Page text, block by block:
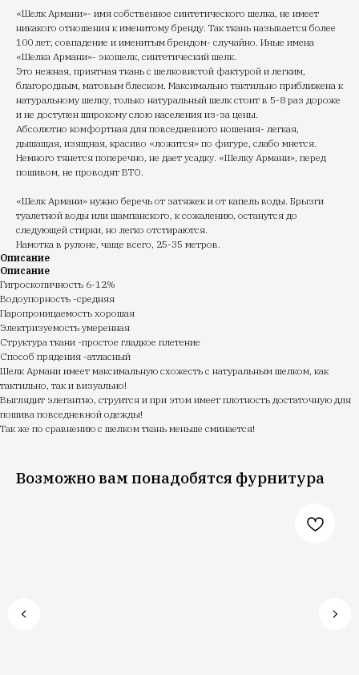
«Шелк Армани»- имя собственное синтетического шелка, не имеет
никакого отношения к именитому бренду. Так ткань называется более
100 лет, совпадение и именитым брендом- случайно. Иные имена
«Шелка Армани»- экошелк, синтетический шелк.
Это нежная, приятная ткань с шелковистой фактурой и легким,
благородным, матовым блеском. Максимально тактильно приближена к
натуральному шелку, только натуральный шелк стоит в 5-8 раз дороже
и не доступен широкому слою населения из-за цены.
Абсолютно комфортная для повседневного ношения- легкая,
дышащая, изящная, красиво «ложится» по фигуре, слабо мнется.
Немного тянется поперечно, не дает усадку. «Шелку Армани», перед
пошивом, не проводят ВТО.
«Шелк Армани» нужно беречь от затяжек и от капель воды. Брызги
туалетной воды или шампанского, к сожалению, останутся до
следующей стирки, но легко отстираются.
Намотка в рулоне, чаще всего, 25-35 метров.
Описание
Описание
Гигроскопичность 6-12%
Водоупорность -средняя
Паропроницаемость хорошая
Электризуемость умеренная
Структура ткани -простое гладкое плетение
Способ прядения -атласный
Шелк Армани имеет максимальную схожесть с натуральным шелком, как
тактильно, так и визуально!
Выглядит элегантно, струится и при этом имеет плотность достаточную для
пошива повседневной одежды!
Так же по сравнению с шелком ткань меньше сминается!
Возможно вам понадобятся фурнитура